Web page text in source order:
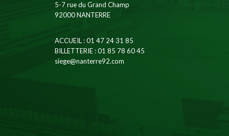
5-7 rue du Grand Champ
92000 NANTERRE
ACCUEIL: 01 47 24 31 85
BILLETTERIE: 01 85 78 60 45
siege@nanterre92.com